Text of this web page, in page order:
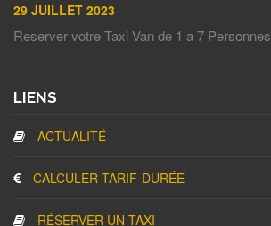
29 JUILLET 2023
Reserver votre Taxi Van de 1 a 7 Personnes
LIENS
ACTUALITÉ
CALCULER TARIF-DURÉE
RÉSERVER UN TAXI